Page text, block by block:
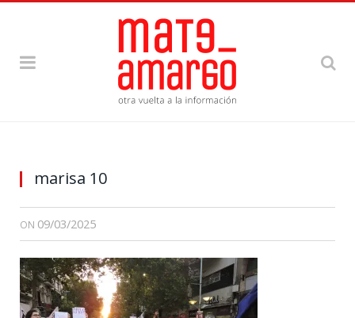
marisa 10
ON 09/03/2025